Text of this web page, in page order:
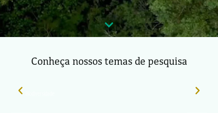
Conheça nossos temas de pesquisa